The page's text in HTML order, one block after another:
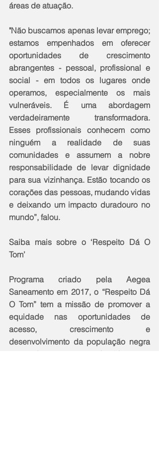
áreas de atuação.
"Não buscamos apenas levar emprego;
estamos empenhados em oferecer
oportunidades de crescimento
abrangentes - pessoal, profissional e
social - em todos os lugares onde
operamos, especialmente os mais
vulneráveis. É uma abordagem
verdadeiramente transformadora.
Esses profissionais conhecem como
ninguém a realidade de suas
comunidades e assumem a nobre
responsabilidade de levar dignidade
para sua vizinhança. Estão tocando os
corações das pessoas, mudando vidas
e deixando um impacto duradouro no
mundo”, falou.
Saiba mais sobre o ‘Respeito Dá O
Tom’
Programa criado pela Aegea
Saneamento em 2017, o “Respeito Dá
O Tom” tem a missão de promover a
equidade nas oportunidades de
acesso, crescimento e
desenvolvimento da população negra
em todas as concessionárias que